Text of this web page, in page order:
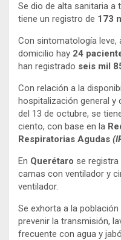
Se dio de alta sanitaria a
tiene un registro de 173
Con sintomatología leve,
domicilio hay 24
han registrado seis mil
Con relación a la
hospitalización general
del 13 de octubre, se
ciento, con base en la
Respiratorias Agudas
En Querétaro se
camas con ventilador y
ventilador.
Se exhorta a la
prevenir la transmisión,
frecuente con agua y